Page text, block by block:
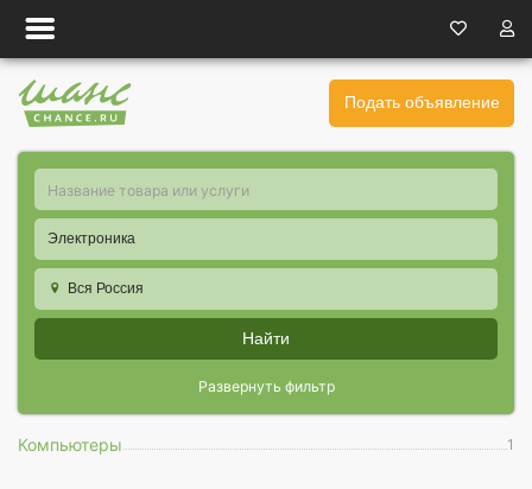
Подать объявление
Электроника
Вся Россия
Найти
Развернуть фильтр
Компьютеры 1